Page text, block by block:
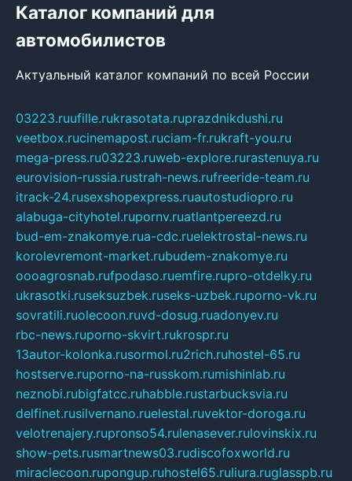
Каталог компаний для
автомобилистов
Актуальный каталог компаний по всей России
03223.ruufille.rukrasotata.ruprazdnikdushi.ru
veetbox.rucinemapost.ruciam-fr.rukraft-you.ru
mega-press.ru03223.ruweb-explore.rurastenuya.ru
eurovision-russia.rustrah-news.rufreeride-team.ru
itrack-24.rusexshopexpress.ruautostudiopro.ru
alabuga-cityhotel.rupornv.ruatlantpereezd.ru
bud-em-znakomye.rua-cdc.ruelektrostal-news.ru
korolevremont-market.rubudem-znakomye.ru
oooagrosnab.rufpodaso.ruemfire.rupro-otdelky.ru
ukrasotki.ruseksuzbek.ruseks-uzbek.ruporno-vk.ru
sovratili.ruolecoon.ruvd-dosug.ruadonyev.ru
rbc-news.ruporno-skvirt.rukrospr.ru
13autor-kolonka.rusormol.ru2rich.ruhostel-65.ru
hostserve.ruporno-na-russkom.rumishinlab.ru
neznobi.rubigfatcc.ruhabble.rustarbucksvia.ru
delfinet.rusilvernano.ruelestal.ruvektor-doroga.ru
velotrenajery.rupronso54.rulenasever.rulovinskix.ru
show-pets.rusmartnews03.rudiscofoxworld.ru
miraclecoon.rupongup.ruhostel65.ruliura.ruglasspb.ru